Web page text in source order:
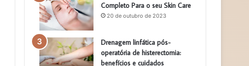
Completo Para o seu Skin Care
20 de outubro de 2023
Drenagem linfática pós-
operatória de histerectomia:
benefícios e cuidados